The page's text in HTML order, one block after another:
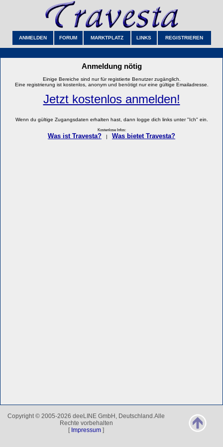
ANMELDEN FORUM MARKTPLATZ LINKS REGISTRIEREN
Anmeldung nötig
Einige Bereiche sind nur für registierte Benutzer zugänglich.
Eine registrierung ist kostenlos, anonym und benötigt nur eine gültige Emailadresse.
Jetzt kostenlos anmelden!
Wenn du gültige Zugangsdaten erhalten hast, dann logge dich links unter "Ich" ein.
Kostenlose Infos:
Was ist Travesta? Was bietet Travesta?
Copyright © 2005-2026 deeLINE GmbH, Deutschland.Alle
Rechte vorbehalten
[ Impressum ]